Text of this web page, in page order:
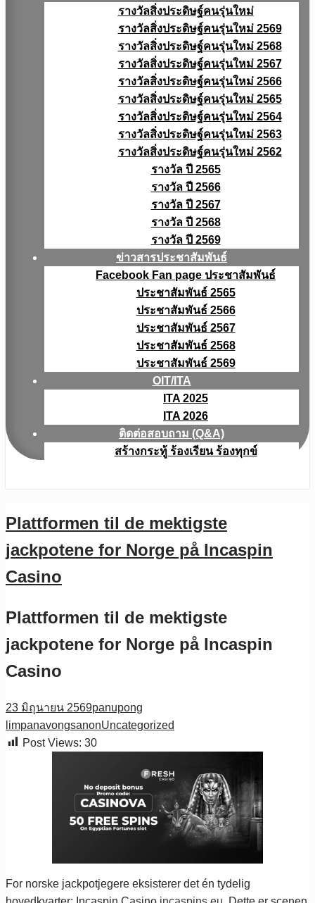
รางวัลสิ่งประดิษฐ์คนรุ่นใหม่
รางวัลสิ่งประดิษฐ์คนรุ่นใหม่ 2569
รางวัลสิ่งประดิษฐ์คนรุ่นใหม่ 2568
รางวัลสิ่งประดิษฐ์คนรุ่นใหม่ 2567
รางวัลสิ่งประดิษฐ์คนรุ่นใหม่ 2566
รางวัลสิ่งประดิษฐ์คนรุ่นใหม่ 2565
รางวัลสิ่งประดิษฐ์คนรุ่นใหม่ 2564
รางวัลสิ่งประดิษฐ์คนรุ่นใหม่ 2563
รางวัลสิ่งประดิษฐ์คนรุ่นใหม่ 2562
รางวัล ปี 2565
รางวัล ปี 2566
รางวัล ปี 2567
รางวัล ปี 2568
รางวัล ปี 2569
ข่าวสารประชาสัมพันธ์
Facebook Fan page ประชาสัมพันธ์
ประชาสัมพันธ์ 2565
ประชาสัมพันธ์ 2566
ประชาสัมพันธ์ 2567
ประชาสัมพันธ์ 2568
ประชาสัมพันธ์ 2569
OIT/ITA
ITA 2025
ITA 2026
ติดต่อสอบถาม (Q&A)
สร้างกระทู้ ร้องเรียน ร้องทุกข์
Plattformen til de mektigste
jackpotene for Norge på Incaspin
Casino
Plattformen til de mektigste
jackpotene for Norge på Incaspin
Casino
23 มิถุนายน 2569panupong
limpanavongsanonUncategorized
Post Views: 30
For norske jackpotjegere eksisterer det én tydelig